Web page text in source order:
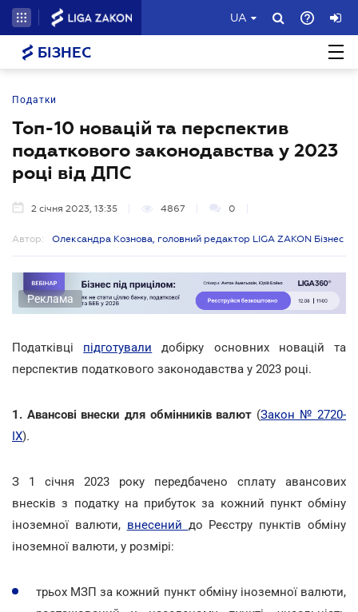
UA
БІЗНЕС
Податки
Топ-10 новацій та перспектив
податкового законодавства у 2023
році від ДПС
2 січня 2023, 13:35 4867 0
Автор: Олександра Кознова, головний редактор LIGA ZAKON Бізнес
Реклама
Податківці підготували добірку основних новацій та
перспектив податкового законодавства у 2023 році.
1. Авансові внески для обмінників валют (Закон № 2720-
ІХ).
З 1 січня 2023 року передбачено сплату авансових
внесків з податку на прибуток за кожний пункт обміну
іноземної валюти, внесений до Реєстру пунктів обміну
іноземної валюти, у розмірі:
трьох МЗП за кожний пункт обміну іноземної валюти,